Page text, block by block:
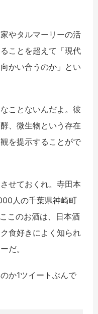
やタルマーリーの活
ことを超えて「現代
かい合うのか」とい
ことないんだよ。彼
、微生物という存在
を提示することがで
せておくれ。寺田本
人の千葉県神崎町
このお酒は、日本酒
食好きによく知られ
だ。
か1ツイートぶんで